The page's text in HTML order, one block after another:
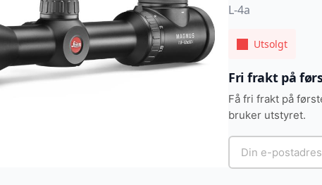
L-4a
Utsolgt
Fri frakt på
Få fri frakt på
bruker utstyret.